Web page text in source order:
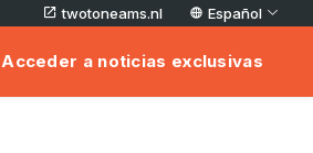
twotoneams.nl Español
Acceder a noticias exclusivas